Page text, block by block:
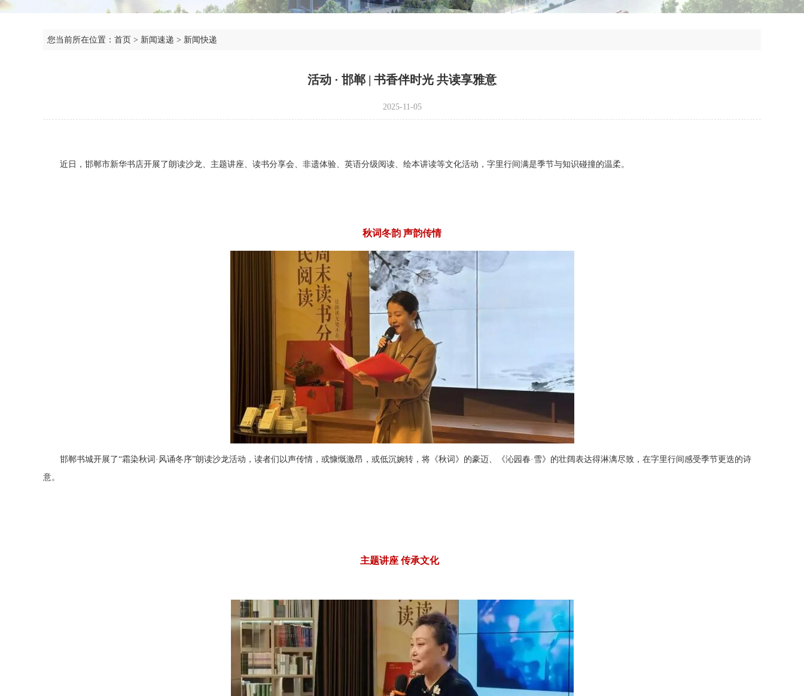
1 2 3 4 5
您当前所在位置： 首页 > 新闻速递 > 新闻快递
活动 · 邯郸 | 书香伴时光 共读享雅意
2025-11-05
近日，邯郸市新华书店开展了朗读沙龙、主题讲座、读书分享会、非遗体验、英语分级阅读、绘本讲读等文化活动，字里行间满是季节与知识碰撞的温柔。
秋词冬韵 声韵传情
邯郸书城开展了“霜染秋词·风诵冬序”朗读沙龙活动，读者们以声传情，或慷慨激昂，或低沉婉转，将《秋词》的豪迈、《沁园春·雪》的壮阔表达得淋漓尽致，在字里行间感受季节更迭的诗
意。
主题讲座 传承文化